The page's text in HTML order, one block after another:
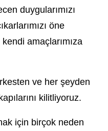
duygularımızı
öne
amaçlarımıza
ve her şeyden
kilitliyoruz.
için birçok neden